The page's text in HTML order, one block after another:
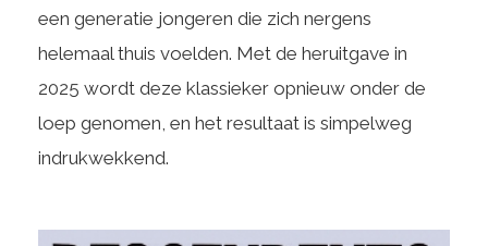
een generatie jongeren die zich nergens
helemaal thuis voelden. Met de heruitgave in
2025 wordt deze klassieker opnieuw onder de
loep genomen, en het resultaat is simpelweg
indrukwekkend.